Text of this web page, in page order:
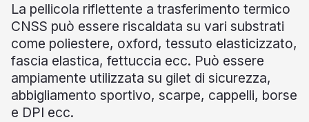
Lavaggio industriale Trim
Informazioni su CHINASTARS
Nuovo prodotto
Certificato
La pellicola riflettente a trasferimento termico
CNSS può essere riscaldata su vari substrati
come poliestere, oxford, tessuto elasticizzato,
fascia elastica, fettuccia ecc. Può essere
ampiamente utilizzata su gilet di sicurezza,
abbigliamento sportivo, scarpe, cappelli, borse
e DPI ecc.